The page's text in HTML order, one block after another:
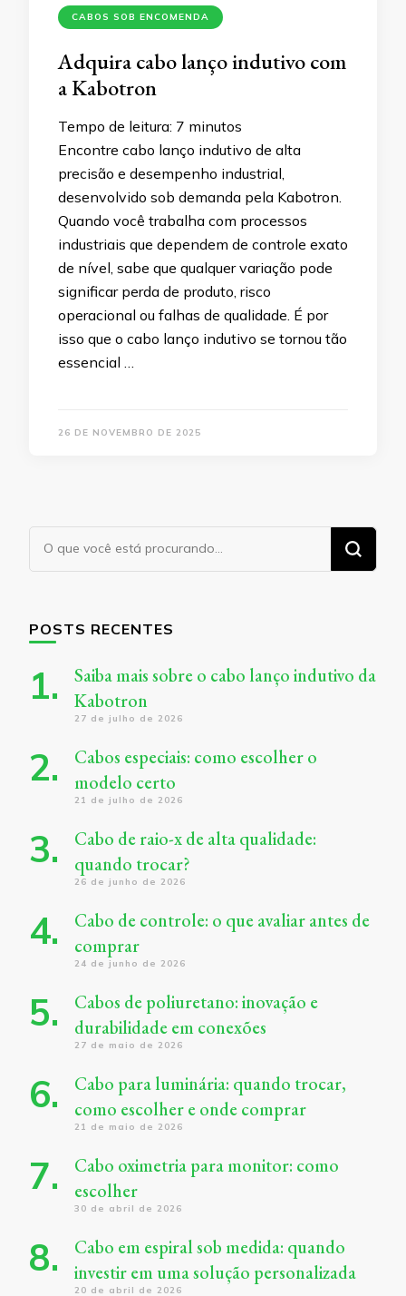
CABOS SOB ENCOMENDA
Adquira cabo lanço indutivo com
a Kabotron
Tempo de leitura: 7 minutos
Encontre cabo lanço indutivo de alta
precisão e desempenho industrial,
desenvolvido sob demanda pela Kabotron.
Quando você trabalha com processos
industriais que dependem de controle exato
de nível, sabe que qualquer variação pode
significar perda de produto, risco
operacional ou falhas de qualidade. É por
isso que o cabo lanço indutivo se tornou tão
essencial …
26 DE NOVEMBRO DE 2025
Procurando
algo?
POSTS RECENTES
Saiba mais sobre o cabo lanço indutivo da
Kabotron
27 de julho de 2026
Cabos especiais: como escolher o
modelo certo
21 de julho de 2026
Cabo de raio-x de alta qualidade:
quando trocar?
26 de junho de 2026
Cabo de controle: o que avaliar antes de
comprar
24 de junho de 2026
Cabos de poliuretano: inovação e
durabilidade em conexões
27 de maio de 2026
Cabo para luminária: quando trocar,
como escolher e onde comprar
21 de maio de 2026
Cabo oximetria para monitor: como
escolher
30 de abril de 2026
Cabo em espiral sob medida: quando
investir em uma solução personalizada
20 de abril de 2026